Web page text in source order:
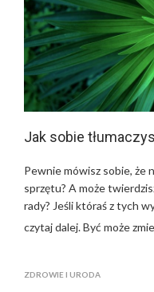
Jak sobie
Pewnie mówisz sobie, że
sprzętu? A może
rady? Jeśli któraś z tych
czytaj dalej. Być może
ZDROWIE I URODA